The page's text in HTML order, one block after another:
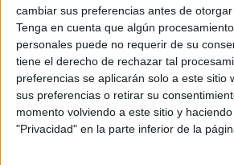
cambiar sus preferencias antes de
Tenga en cuenta que algún
personales puede no requerir de su
tiene el derecho de rechazar tal
preferencias se aplicarán solo a este sitio
sus preferencias o retirar su
momento volviendo a este sitio y
"Privacidad" en la parte inferior de la
Lista de Espera de la